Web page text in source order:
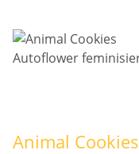
Animal Cookies